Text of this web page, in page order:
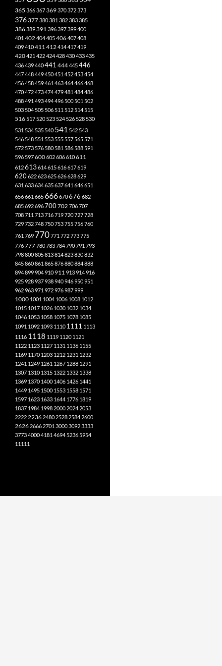
365 366367369370372373
376377380381 382383385
386389391396397399400
401 402404405406407408
409410411 412414417419
420421 422424428430433435
436439440441 444445446
447448449450451 452453454
456458459461 463464466468
470472473474479481 484486
488491 493494496 500 501 502
503 504 505 506 511 512 514 515
516 517 520 523 524 526 528 530
531 534 535 540 541 542 543
546 548 551 553 555 557 565 571
572 573 576 580 581 586 588 591
596 597600602606610611
612613614615616617619
620622623625626628629
631 633634635637641 646651
656661 665666670676 682
685692696700702706707
708711 713716719720727728
729732748750753755756760
761 769 770771 772773775
776777780783784790791 793
798800805813814823830832
845860861 865876880884888
894899904910 911 913914916
925928937938940946950951
962963971 972976987999
1000 1001 1004 1006 1008 1012
1015 1017 1026 1030 1032 1034
1046 1053 1058 1075 1078 1085
1091 1092 1093 1110 1111 1113
1116 1118 1119 1120 1121
1122 1123 1127 1131 1136 1155
1169 1170 1203 1212 1231 1232
1241 1249 1261 1267 1288 1291
1307 1310 1315 1322 1332 1338
1369 1370 1400 1406 1426 1441
1449 1495 1500 1553 1558 1571
1597 1623 1633 1644 1776 1819
1837 1984 1998 2000 2024 2053
2222 2236 2480 2528 2584 2600
2626 2666 2701 300030923333
377340004181 4694 5236 5954
11111